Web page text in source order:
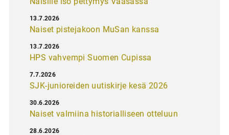
Naiset pistejakoon MuSan kanssa
13.7.2026
HPS vahvempi Suomen Cupissa
13.7.2026
SJK-junioreiden uutiskirje kesä 2026
7.7.2026
Naiset valmiina historialliseen otteluun
30.6.2026
28.6.2026